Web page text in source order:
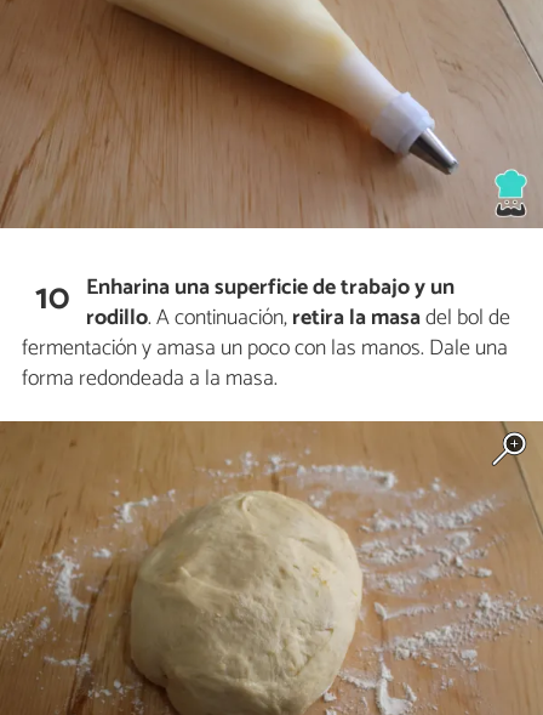
10 Enharina una superficie de trabajo y un
rodillo. A continuación,retira la masadel bol de
fermentación y amasa un poco con las manos. Dale una
forma redondeada a la masa.